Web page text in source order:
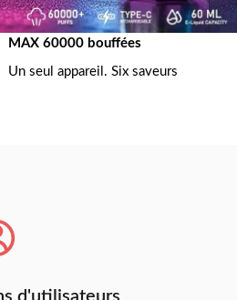
MAX 60000 bouffées
Un seul appareil. Six saveurs
d'utilisateurs